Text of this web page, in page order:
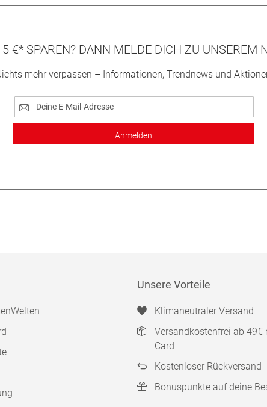
€* SPAREN? DANN MELDE DICH ZU UNSEREM
mehr verpassen – Informationen, Trendnews und
Anmelden
Unsere Vorteile
Klimaneutraler Versand
Versandkostenfrei ab 49€
Card
Kostenloser Rückversand
Bonuspunkte auf deine